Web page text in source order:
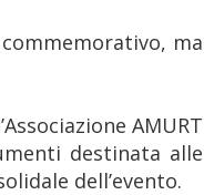
ma
AMURT
destinata alle
dell’evento.